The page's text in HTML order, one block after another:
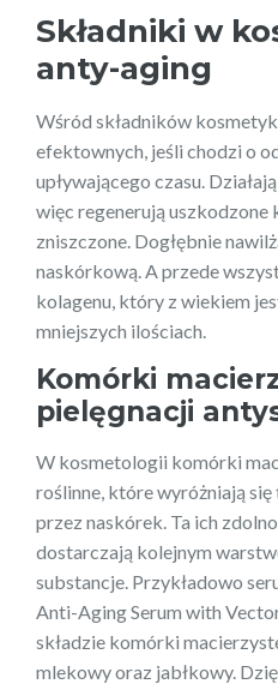
Składniki w
anty-aging
Wśród składników
efektownych, jeśli chodzi o
upływającego czasu.
więc regenerują uszkodzone
zniszczone. Dogłębnie
naskórkową. A przede
kolagenu, który z wiekiem
mniejszych ilościach.
Komórki
pielęgnacji
W kosmetologii komórki
roślinne, które wyróżniają się
przez naskórek. Ta ich
dostarczają kolejnym
substancje. Przykładowo
Anti-Aging Serum with
składzie komórki
mlekowy oraz jabłkowy.